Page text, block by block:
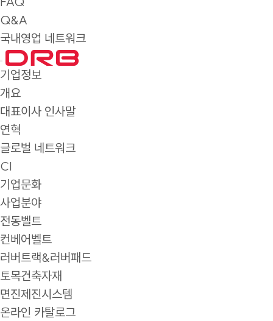
Q&A
국내영업 네트워크
기업정보
개요
대표이사 인사말
연혁
글로벌 네트워크
CI
기업문화
사업분야
전동벨트
컨베어벨트
러버트랙&러버패드
토목건축자재
면진제진시스템
온라인 카탈로그